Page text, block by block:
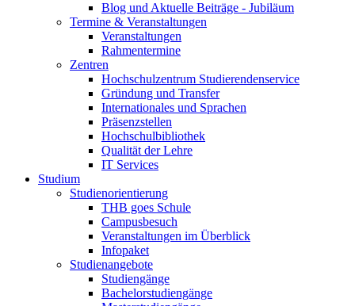
Blog und Aktuelle Beiträge - Jubiläum
Termine & Veranstaltungen
Veranstaltungen
Rahmentermine
Zentren
Hochschulzentrum Studierendenservice
Gründung und Transfer
Internationales und Sprachen
Präsenzstellen
Hochschulbibliothek
Qualität der Lehre
IT Services
Studium
Studienorientierung
THB goes Schule
Campusbesuch
Veranstaltungen im Überblick
Infopaket
Studienangebote
Studiengänge
Bachelorstudiengänge